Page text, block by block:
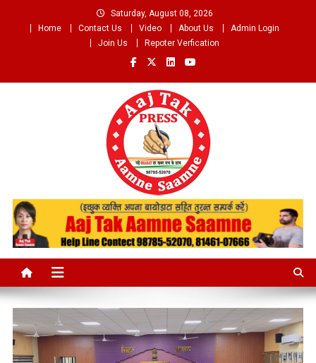
Saturday, August 08, 2026
Home
Contact Us Video About Us
Admin Login
Join Us
Repoter Verfication
Aaj Tak Aamne Saamne.com